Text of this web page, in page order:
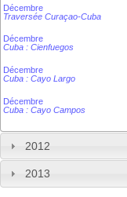
Décembre
Traversée Curaçao-Cuba
Décembre
Cuba : Cienfuegos
Décembre
Cuba : Cayo Largo
Décembre
Cuba : Cayo Campos
2012
2013